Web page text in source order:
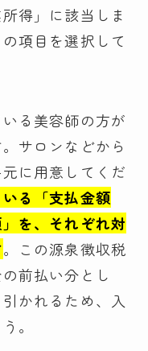
得」に該当しま
項目を選択して
る美容師の方が
サロンなどから
に用意してくだ
る「支払金額
を、それぞれ対
。この源泉徴収税
前払い分とし
かれるため、入
。